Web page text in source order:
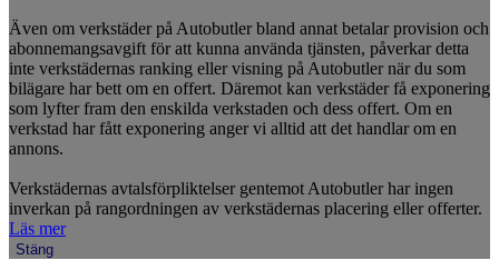
Även om verkstäder på Autobutler bland annat betalar provision och
abonnemangsavgift för att kunna använda tjänsten, påverkar detta
inte verkstädernas ranking eller visning på Autobutler när du som
bilägare har bett om en offert. Däremot kan verkstäder få exponering
som lyfter fram den enskilda verkstaden och dess offert. Om en
verkstad har fått exponering anger vi alltid att det handlar om en
annons.
Verkstädernas avtalsförpliktelser gentemot Autobutler har ingen
inverkan på rangordningen av verkstädernas placering eller offerter.
Läs mer
Stäng